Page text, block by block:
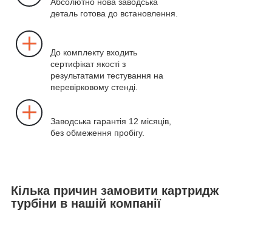
Абсолютно нова заводська
деталь готова до встановлення.
До комплекту входить
сертифікат якості з
результатами тестування на
перевірковому стенді.
Заводська гарантія 12 місяців,
без обмеження пробігу.
Кілька причин замовити картридж
турбіни в нашій компанії